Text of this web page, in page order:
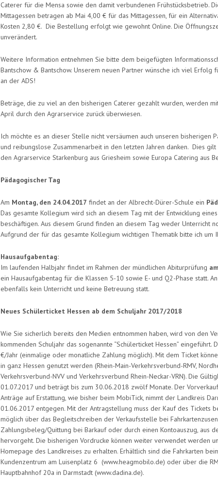
Caterer für die Mensa sowie den damit verbundenen Frühstücksbetrieb.
Mittagessen betragen ab Mai 4,00 € für das Mittagessen, für ein
Kosten 2,80 €. Die Bestellung erfolgt wie gewohnt Online. Die
unverändert.
Weitere Information entnehmen Sie bitte dem beigefügten
Bantschow & Bantschow. Unserem neuen Partner wünsche ich viel Erfolg
an der ADS!
Beträge, die zu viel an den bisherigen Caterer gezahlt wurden, werden
April durch den Agrarservice zurück überwiesen.
Ich möchte es an dieser Stelle nicht versäumen auch unseren bisherigen
und reibungslose Zusammenarbeit in den letzten Jahren danken. Dies
den Agrarservice Starkenburg aus Griesheim sowie Europa Catering aus
Pädagogischer Tag
Am Montag, den 24.04.2017 findet an der Albrecht-Dürer-Schule ein
Das gesamte Kollegium wird sich an diesem Tag mit der Entwicklung
beschäftigen. Aus diesem Grund finden an diesem Tag weder Unterricht
Aufgrund der für das gesamte Kollegium wichtigen Thematik bitte ich um
Hausaufgabentag:
Im laufenden Halbjahr findet im Rahmen der mündlichen Abiturprüfung
ein Hausaufgabentag für die Klassen 5-10 sowie E- und Q2-Phase statt.
ebenfalls kein Unterricht und keine Betreuung statt.
Neues Schülerticket Hessen ab dem Schuljahr 2017/2018
Wie Sie sicherlich bereits den Medien entnommen haben, wird von den
kommenden Schuljahr das sogenannte “Schülerticket Hessen” eingeführt.
€/Jahr (einmalige oder monatliche Zahlung möglich). Mit dem Ticket
in ganz Hessen genutzt werden (Rhein-Main-Verkehrsverbund-RMV,
Verkehrsverbund-NVV und Verkehrsverbund Rhein-Neckar-VRN). Die
01.07.2017 und beträgt bis zum 30.06.2018 zwölf Monate. Der
Anträge auf Erstattung, wie bisher beim MobiTick, nimmt der Landkreis
01.06.2017 entgegen. Mit der Antragstellung muss der Kauf des Tickets
möglich über das Begleitschreiben der Verkaufsstelle bei
Zahlungsbeleg/Quittung bei Barkauf oder durch einen Kontoauszug, aus
hervorgeht. Die bisherigen Vordrucke können weiter verwendet werden
Homepage des Landkreises zu erhalten. Erhältlich sind die Fahrkarten
Kundenzentrum am Luisenplatz 6 (www.heagmobilo.de) oder über die
Hauptbahnhof 20a in Darmstadt (www.dadina.de).